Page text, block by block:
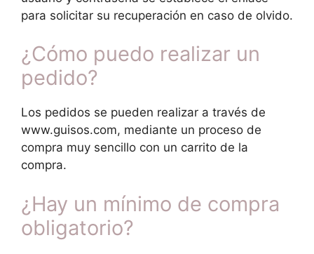
para solicitar su recuperación en caso de olvido.
¿Cómo puedo realizar un
pedido?
Los pedidos se pueden realizar a través de
www.guisos.com, mediante un proceso de
compra muy sencillo con un carrito de la
compra.
¿Hay un mínimo de compra
obligatorio?